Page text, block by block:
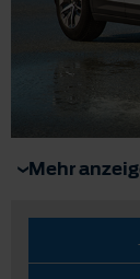
Mehr